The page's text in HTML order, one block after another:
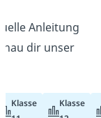
Anleitung
dir unser
Klasse
Klasse